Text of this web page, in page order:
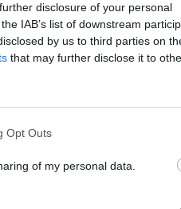
disclosure of your personal
IAB’s list of downstream
by us to third parties on
that may further disclose it to
Opt Outs
of my personal data.
organizm. Jeżeli w ciele masz
bo ona cię zabije –
prof. Marcin Matczak.
godność tym osobom,
perspektywie odebrał życie